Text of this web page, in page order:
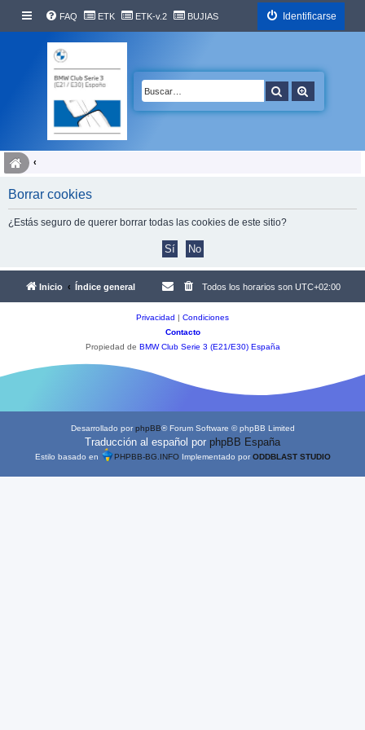
FAQ ETK ETK-v.2 BUJIAS Identificarse
Buscar
Borrar cookies
¿Estás seguro de querer borrar todas las cookies de este sitio?
Inicio Índice general Todos los horarios son UTC+02:00
Privacidad | Condiciones
Contacto
Propiedad de BMW Club Serie 3 (E21/E30) España
Desarrollado porphpBB® Forum Software © phpBB Limited
Traducción al español por phpBB España
Estilo basado en PHPBB-BG.INFOImplementado porODDBLAST STUDIO